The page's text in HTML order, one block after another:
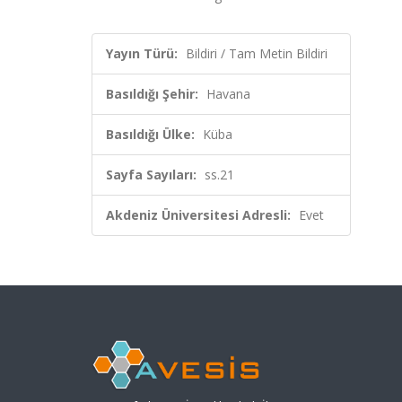
Yayın Türü: Bildiri / Tam Metin Bildiri
Basıldığı Şehir: Havana
Basıldığı Ülke: Küba
Sayfa Sayıları: ss.21
Akdeniz Üniversitesi Adresli: Evet